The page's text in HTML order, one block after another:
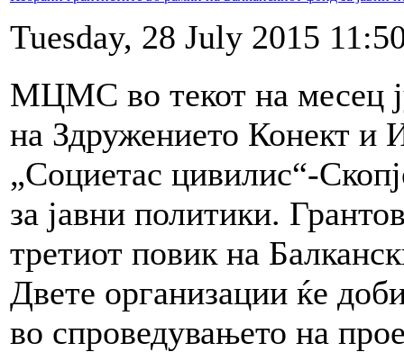
Tuesday, 28 July 2015
МЦМС во текот на месец
на Здружението Конект и
„Социетас цивилис“-
за јавни политики.
третиот повик на
Двете организации ќе
во спроведувањето на